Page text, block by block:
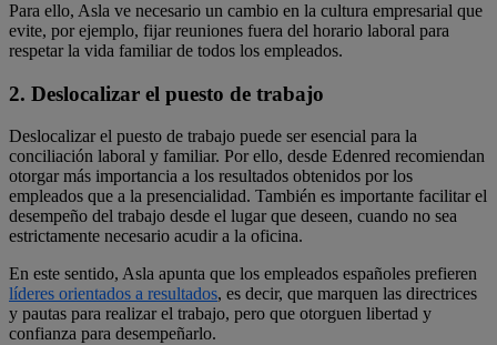
Para ello, Asla ve necesario un cambio en la cultura empresarial que
evite, por ejemplo, fijar reuniones fuera del horario laboral para
respetar la vida familiar de todos los empleados.
2. Deslocalizar el puesto de trabajo
Deslocalizar el puesto de trabajo puede ser esencial para la
conciliación laboral y familiar. Por ello, desde Edenred recomiendan
otorgar más importancia a los resultados obtenidos por los
empleados que a la presencialidad. También es importante facilitar el
desempeño del trabajo desde el lugar que deseen, cuando no sea
estrictamente necesario acudir a la oficina.
En este sentido, Asla apunta que los empleados españoles prefieren
líderes orientados a resultados, es decir, que marquen las directrices
y pautas para realizar el trabajo, pero que otorguen libertad y
confianza para desempeñarlo.